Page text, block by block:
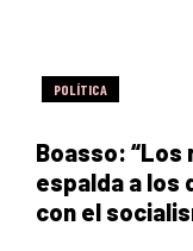
POLÍTICA
Boasso: “Los
espalda a los
con el